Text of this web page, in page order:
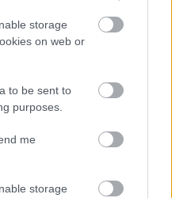
storage
on web or
to be sent to
purposes.
me
storage